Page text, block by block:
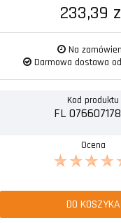
233,39
Na
Darmowa dostawa
Kod produktu
FL
Ocena
DO KOSZYKA